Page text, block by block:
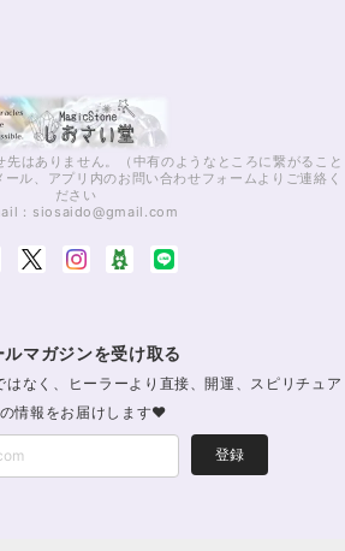
はありません。（中有のようなところに繋がること
ル、アプリ内のお問い合わせフォームよりご連絡く
ださい
： siosaido@gmail.com
ルマガジンを受け取る
はなく、ヒーラーより直接、開運、スピリチュア
情報をお届けします♥
登録